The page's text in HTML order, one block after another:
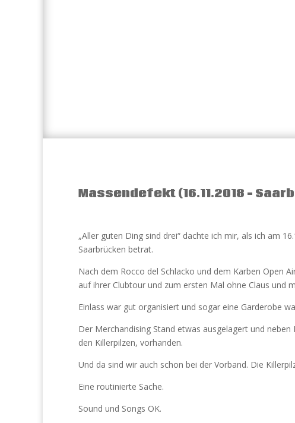
Massendefekt (16.11.2018 –
„Aller guten Ding sind drei“ dachte ich mir, als ich am
Saarbrücken betrat.
Nach dem Rocco del Schlacko und dem Karben Open
auf ihrer Clubtour und zum ersten Mal ohne Claus und
Einlass war gut organisiert und sogar eine Garderobe
Der Merchandising Stand etwas ausgelagert und
den Killerpilzen, vorhanden.
Und da sind wir auch schon bei der Vorband. Die
Eine routinierte Sache.
Sound und Songs OK.